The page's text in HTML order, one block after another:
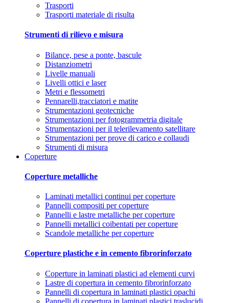
Trasporti
Trasporti materiale di risulta
Strumenti di rilievo e misura
Bilance, pese a ponte, bascule
Distanziometri
Livelle manuali
Livelli ottici e laser
Metri e flessometri
Pennarelli,tracciatori e matite
Strumentazioni geotecniche
Strumentazioni per fotogrammetria digitale
Strumentazioni per il telerilevamento satellitare
Strumentazioni per prove di carico e collaudi
Strumenti di misura
Coperture
Coperture metalliche
Laminati metallici continui per coperture
Pannelli compositi per coperture
Pannelli e lastre metalliche per coperture
Pannelli metallici coibentati per coperture
Scandole metalliche per coperture
Coperture plastiche e in cemento fibrorinforzato
Coperture in laminati plastici ad elementi curvi
Lastre di copertura in cemento fibrorinforzato
Pannelli di copertura in laminati plastici opachi
Pannelli di copertura in laminati plastici traslucidi